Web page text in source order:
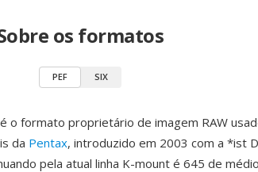
os formatos
PEF SIX
o formato proprietário de imagem RAW
da Pentax, introduzido em 2003 com a *ist
pela atual linha K-mount é 645 de